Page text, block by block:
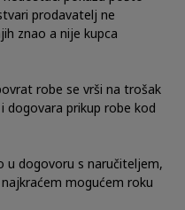
prodavatelj ne
znao a nije kupca
robe se vrši na trošak
dogovara prikup robe kod
u dogovoru s naručiteljem,
mogućem roku